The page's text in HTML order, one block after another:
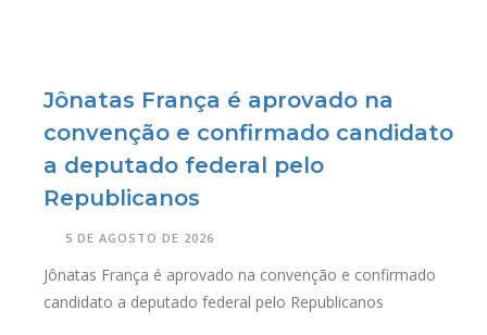
Jônatas França é aprovado na
convenção e confirmado candidato
a deputado federal pelo
Republicanos
5 DE AGOSTO DE 2026
Jônatas França é aprovado na convenção e confirmado
candidato a deputado federal pelo Republicanos